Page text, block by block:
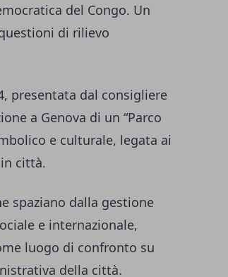
del Congo. Un
di rilievo
presentata dal consigliere
a Genova di un “Parco
e culturale, legata ai
città.
spaziano dalla gestione
e internazionale,
luogo di confronto su
della città.